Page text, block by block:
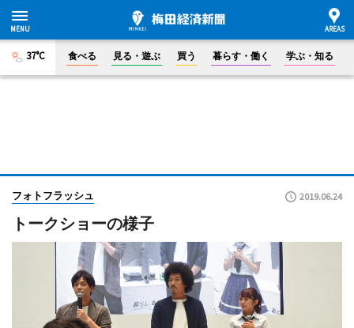
37°C 食べる 見る・遊ぶ 買う 暮らす・働く 学ぶ・知る
フォトフラッシュ 2019.06.24
トークショーの様子